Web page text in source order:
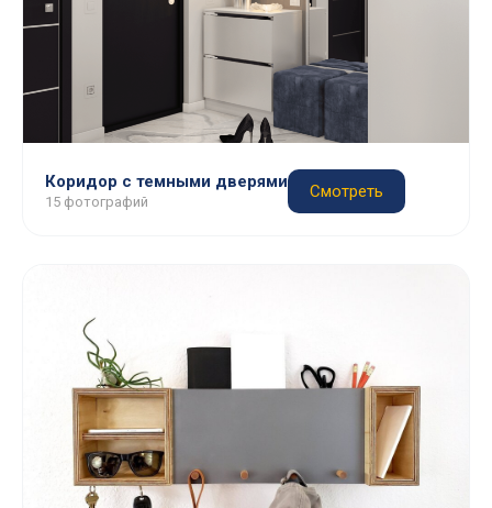
Коридор с темными дверями
15 фотографий
Смотреть